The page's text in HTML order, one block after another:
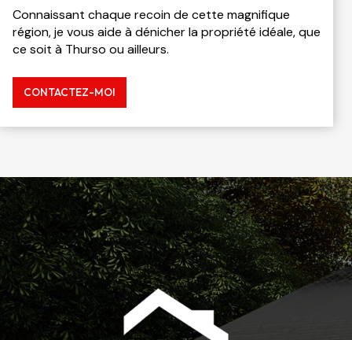
Connaissant chaque recoin de cette magnifique
région, je vous aide à dénicher la propriété idéale, que
ce soit à Thurso ou ailleurs.
CONTACTEZ-MOI